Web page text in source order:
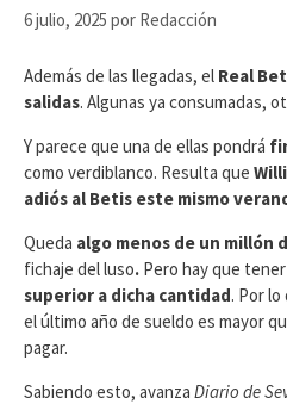
6 julio, 2025 por Redacción
Además de las llegadas, el Real
salidas. Algunas ya consumadas,
Y parece que una de ellas pondrá
como verdiblanco. Resulta que
adiós al Betis este mismo
Queda algo menos de un millón
fichaje del luso. Pero hay que
superior a dicha cantidad. Por
el último año de sueldo es mayor
pagar.
Sabiendo esto, avanza Diario de